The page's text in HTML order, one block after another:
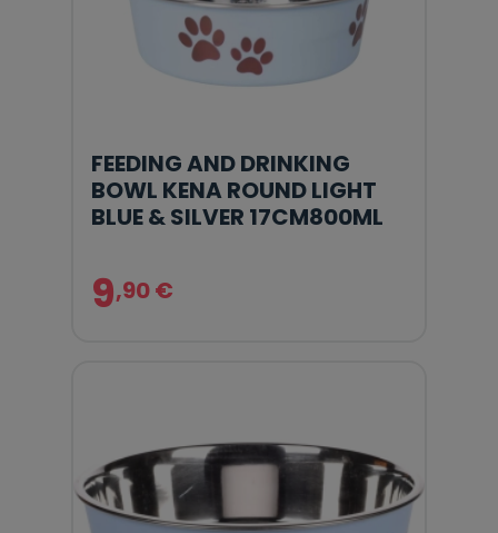
FEEDING AND DRINKING
BOWL KENA ROUND LIGHT
BLUE & SILVER 17CM800ML
9,90 €